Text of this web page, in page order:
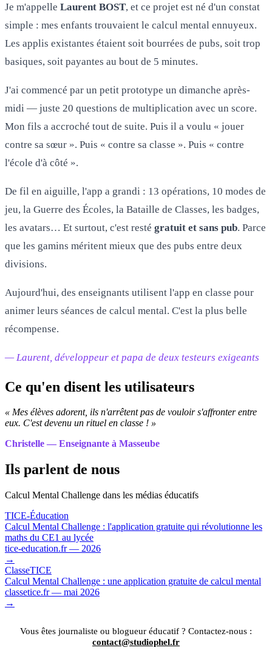
Je m'appelle Laurent BOST, et ce projet est né d'un constat
simple : mes enfants trouvaient le calcul mental ennuyeux.
Les applis existantes étaient soit bourrées de pubs, soit trop
basiques, soit payantes au bout de 5 minutes.
J'ai commencé par un petit prototype un dimanche après-
midi — juste 20 questions de multiplication avec un score.
Mon fils a accroché tout de suite. Puis il a voulu « jouer
contre sa sœur ». Puis « contre sa classe ». Puis « contre
l'école d'à côté ».
De fil en aiguille, l'app a grandi : 13 opérations, 10 modes de
jeu, la Guerre des Écoles, la Bataille de Classes, les badges,
les avatars… Et surtout, c'est resté gratuit et sans pub. Parce
que les gamins méritent mieux que des pubs entre deux
divisions.
Aujourd'hui, des enseignants utilisent l'app en classe pour
animer leurs séances de calcul mental. C'est la plus belle
récompense.
— Laurent, développeur et papa de deux testeurs exigeants
Ce qu'en disent les utilisateurs
« Mes élèves adorent, ils n'arrêtent pas de vouloir s'affronter entre
eux. C'est devenu un rituel en classe ! »
Christelle — Enseignante à Masseube
Ils parlent de nous
Calcul Mental Challenge dans les médias éducatifs
TICE-Éducation
Calcul Mental Challenge : l'application gratuite qui révolutionne les
maths du CE1 au lycée
tice-education.fr — 2026
→
ClasseTICE
Calcul Mental Challenge : une application gratuite de calcul mental
classetice.fr — mai 2026
→
Vous êtes journaliste ou blogueur éducatif ? Contactez-nous :
contact@studiophel.fr